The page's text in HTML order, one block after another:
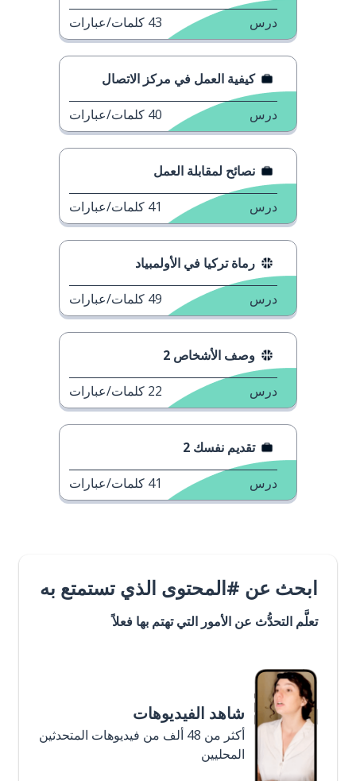
درس 43 كلمات/عبارات
كيفية العمل في مركز الاتصال
درس 40 كلمات/عبارات
نصائح لمقابلة العمل
درس 41 كلمات/عبارات
رماة تركيا في الأولمبياد
درس 49 كلمات/عبارات
وصف الأشخاص 2
درس 22 كلمات/عبارات
تقديم نفسك 2
درس 41 كلمات/عبارات
ابحث عن #المحتوى الذي تستمتع به
تعلَّم التحدُّث عن الأمور التي تهتم بها فعلاً
شاهد الفيديوهات
أكثر من 48 ألف من فيديوهات المتحدثين
المحليين